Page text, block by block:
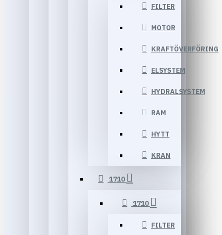
FILTER
MOTOR
KRAFTÖVERFÖRING
ELSYSTEM
HYDRALSYSTEM
RAM
HYTT
KRAN
1710
1710
FILTER